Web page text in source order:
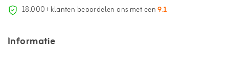
18.000+ klanten beoordelen ons met een9.1
Informatie